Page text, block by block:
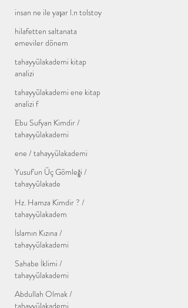
insan ne ile yaşar l.n tolstoy
hilafetten saltanata
emeviler dönem
tahayyülakademi kitap
analizi
tahayyülakademi ene kitap
analizi f
Ebu Sufyan Kimdir /
tahayyülakademi
ene / tahayyülakademi
Yusuf'un Üç Gömleği /
tahayyülakade
Hz. Hamza Kimdir ? /
tahayyülakadem
İslamın Kızına /
tahayyülakademi
Sahabe İklimi /
tahayyülakademi
Abdullah Olmak /
tahayyülakademi